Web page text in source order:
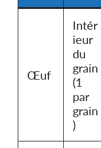
Œuf
Intér
ieur
du
grain
(1
par
grain
)